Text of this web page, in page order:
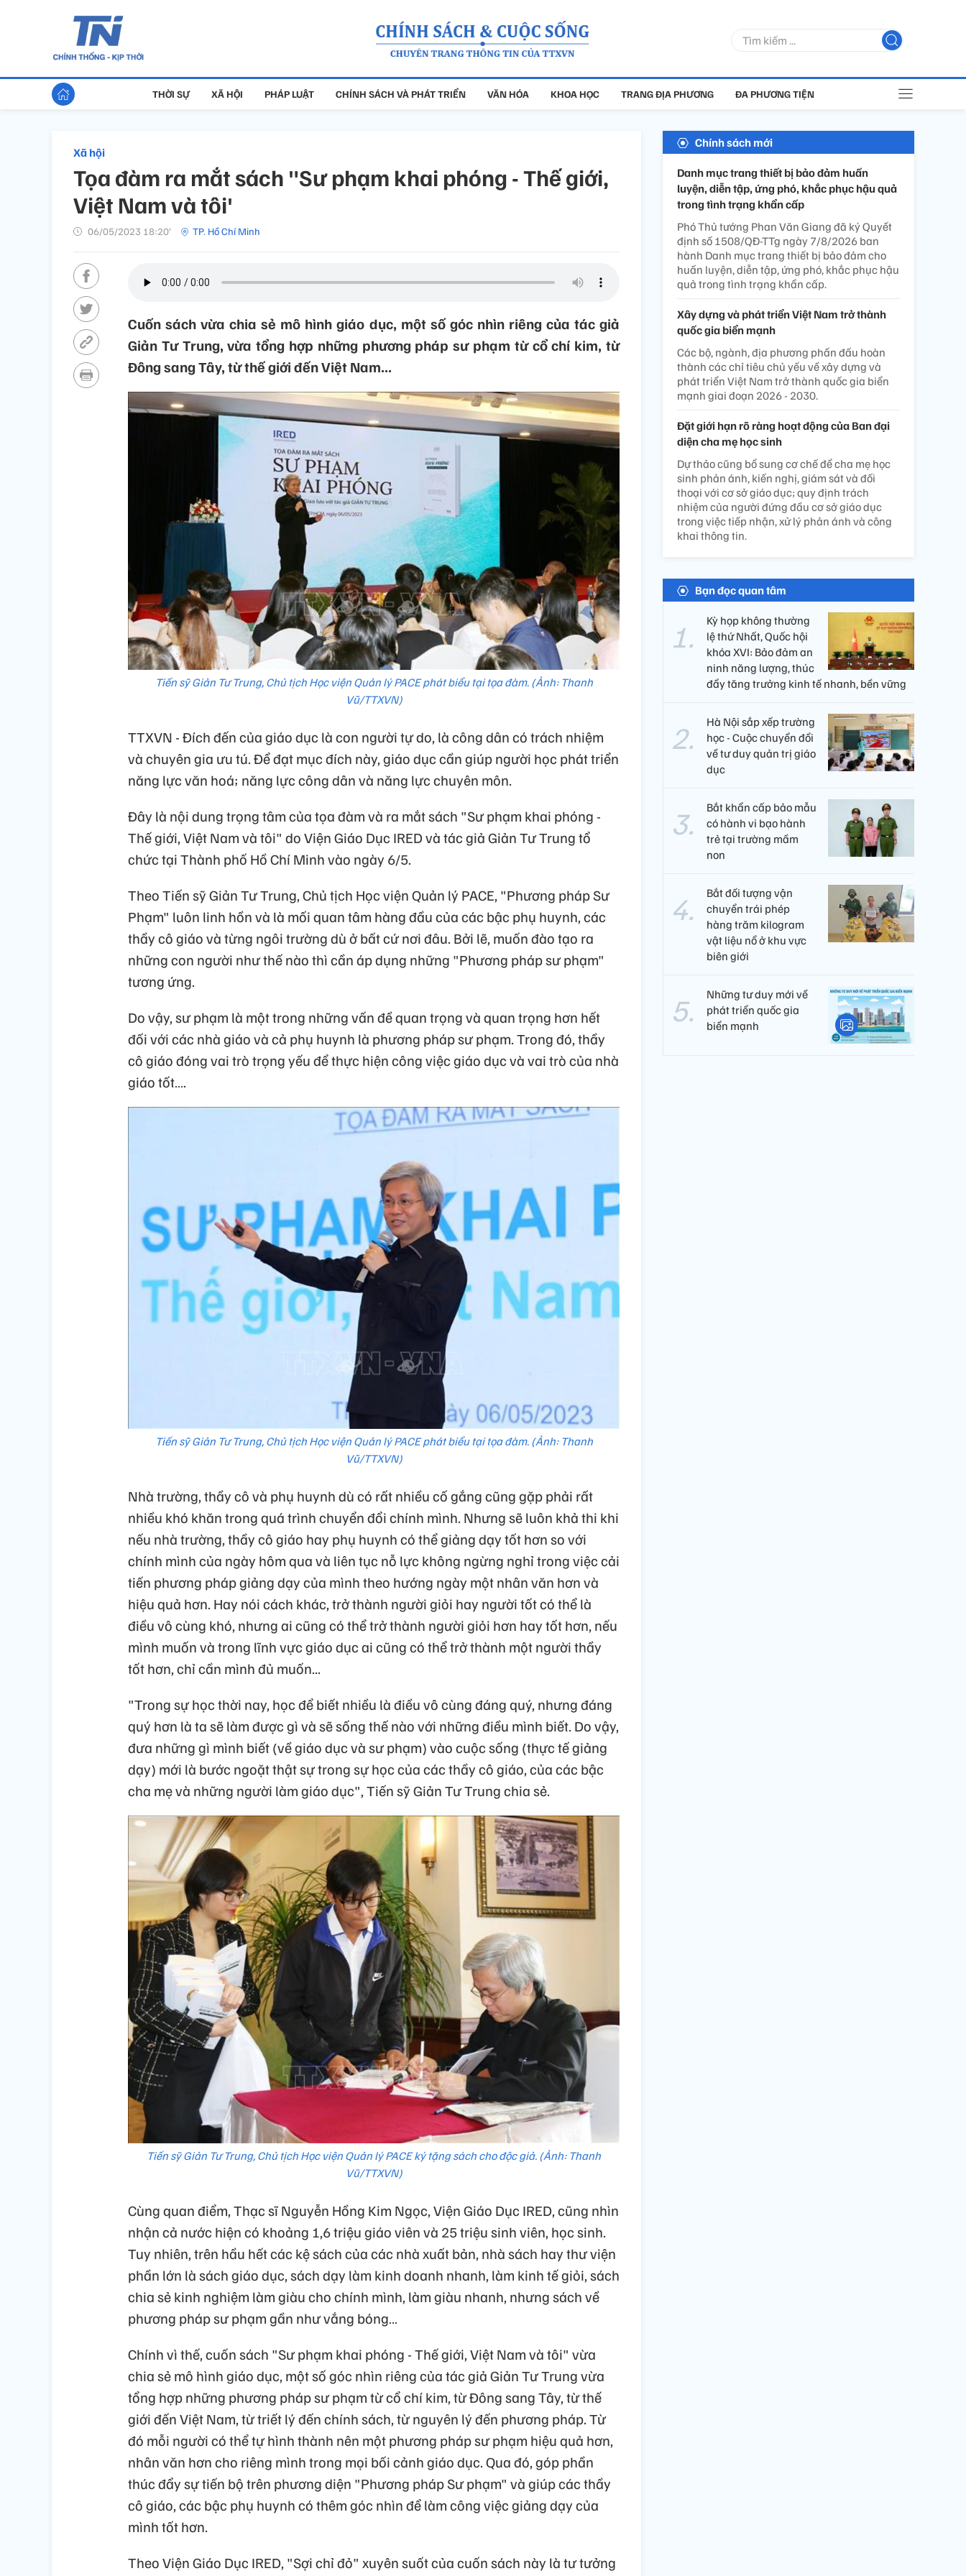
THỜI SỰ XÃ HỘI PHÁP LUẬT CHÍNH SÁCH VÀ PHÁT TRIỂN VĂN HÓA KHOA HỌC TRANG ĐỊA PHƯƠNG ĐA PHƯƠNG TIỆN
Xã hội
Tọa đàm ra mắt sách "Sư phạm khai phóng - Thế giới,
Việt Nam và tôi'
06/05/2023 18:20’ TP. Hồ Chí Minh
Cuốn sách vừa chia sẻ mô hình giáo dục, một số góc nhìn riêng của tác giả
Giản Tư Trung, vừa tổng hợp những phương pháp sư phạm từ cổ chí kim, từ
Đông sang Tây, từ thế giới đến Việt Nam...
Tiến sỹ Giản Tư Trung, Chủ tịch Học viện Quản lý PACE phát biểu tại tọa đàm. (Ảnh: Thanh
Vũ/TTXVN)
TTXVN - Đích đến của giáo dục là con người tự do, là công dân có trách nhiệm
và chuyên gia ưu tú. Để đạt mục đích này, giáo dục cần giúp người học phát triển
năng lực văn hoá; năng lực công dân và năng lực chuyên môn.
Đây là nội dung trọng tâm của tọa đàm và ra mắt sách "Sư phạm khai phóng -
Thế giới, Việt Nam và tôi" do Viện Giáo Dục IRED và tác giả Giản Tư Trung tổ
chức tại Thành phố Hồ Chí Minh vào ngày 6/5.
Theo Tiến sỹ Giản Tư Trung, Chủ tịch Học viện Quản lý PACE, "Phương pháp Sư
Phạm" luôn linh hồn và là mối quan tâm hàng đầu của các bậc phụ huynh, các
thầy cô giáo và từng ngôi trường dù ở bất cứ nơi đâu. Bởi lẽ, muốn đào tạo ra
những con người như thế nào thì cần áp dụng những "Phương pháp sư phạm"
tương ứng.
Do vậy, sư phạm là một trong những vấn đề quan trọng và quan trọng hơn hết
đối với các nhà giáo và cả phụ huynh là phương pháp sư phạm. Trong đó, thầy
cô giáo đóng vai trò trọng yếu để thực hiện công việc giáo dục và vai trò của nhà
giáo tốt….
Tiến sỹ Giản Tư Trung, Chủ tịch Học viện Quản lý PACE phát biểu tại tọa đàm. (Ảnh: Thanh
Vũ/TTXVN)
Nhà trường, thầy cô và phụ huynh dù có rất nhiều cố gắng cũng gặp phải rất
nhiều khó khăn trong quá trình chuyển đổi chính mình. Nhưng sẽ luôn khả thi khi
nếu nhà trường, thầy cô giáo hay phụ huynh có thể giảng dạy tốt hơn so với
chính mình của ngày hôm qua và liên tục nỗ lực không ngừng nghỉ trong việc cải
tiến phương pháp giảng dạy của mình theo hướng ngày một nhân văn hơn và
hiệu quả hơn. Hay nói cách khác, trở thành người giỏi hay người tốt có thể là
điều vô cùng khó, nhưng ai cũng có thể trở thành người giỏi hơn hay tốt hơn, nếu
mình muốn và trong lĩnh vực giáo dục ai cũng có thể trở thành một người thầy
tốt hơn, chỉ cần mình đủ muốn...
"Trong sự học thời nay, học để biết nhiều là điều vô cùng đáng quý, nhưng đáng
quý hơn là ta sẽ làm được gì và sẽ sống thế nào với những điều mình biết. Do vậy,
đưa những gì mình biết (về giáo dục và sư phạm) vào cuộc sống (thực tế giảng
dạy) mới là bước ngoặt thật sự trong sự học của các thầy cô giáo, của các bậc
cha mẹ và những người làm giáo dục", Tiến sỹ Giản Tư Trung chia sẻ.
Tiến sỹ Giản Tư Trung, Chủ tịch Học viện Quản lý PACE ký tặng sách cho độc giả. (Ảnh: Thanh
Vũ/TTXVN)
Cùng quan điểm, Thạc sĩ Nguyễn Hồng Kim Ngọc, Viện Giáo Dục IRED, cũng nhìn
nhận cả nước hiện có khoảng 1,6 triệu giáo viên và 25 triệu sinh viên, học sinh.
Tuy nhiên, trên hầu hết các kệ sách của các nhà xuất bản, nhà sách hay thư viện
phần lớn là sách giáo dục, sách dạy làm kinh doanh nhanh, làm kinh tế giỏi, sách
chia sẻ kinh nghiệm làm giàu cho chính mình, làm giàu nhanh, nhưng sách về
phương pháp sư phạm gần như vắng bóng…
Chính vì thế, cuốn sách "Sư phạm khai phóng - Thế giới, Việt Nam và tôi" vừa
chia sẻ mô hình giáo dục, một số góc nhìn riêng của tác giả Giản Tư Trung vừa
tổng hợp những phương pháp sư phạm từ cổ chí kim, từ Đông sang Tây, từ thế
giới đến Việt Nam, từ triết lý đến chính sách, từ nguyên lý đến phương pháp. Từ
đó mỗi người có thể tự hình thành nên một phương pháp sư phạm hiệu quả hơn,
nhân văn hơn cho riêng mình trong mọi bối cảnh giáo dục. Qua đó, góp phần
thúc đẩy sự tiến bộ trên phương diện "Phương pháp Sư phạm" và giúp các thầy
cô giáo, các bậc phụ huynh có thêm góc nhìn để làm công việc giảng dạy của
mình tốt hơn.
Theo Viện Giáo Dục IRED, "Sợi chỉ đỏ" xuyên suốt của cuốn sách này là tư tưởng
Chính sách mới
Danh mục trang thiết bị bảo đảm huấn
luyện, diễn tập, ứng phó, khắc phục hậu quả
trong tình trạng khẩn cấp
Phó Thủ tướng Phan Văn Giang đã ký Quyết
định số 1508/QĐ-TTg ngày 7/8/2026 ban
hành Danh mục trang thiết bị bảo đảm cho
huấn luyện, diễn tập, ứng phó, khắc phục hậu
quả trong tình trạng khẩn cấp.
Xây dựng và phát triển Việt Nam trở thành
quốc gia biển mạnh
Các bộ, ngành, địa phương phấn đấu hoàn
thành các chỉ tiêu chủ yếu về xây dựng và
phát triển Việt Nam trở thành quốc gia biển
mạnh giai đoạn 2026 - 2030.
Đặt giới hạn rõ ràng hoạt động của Ban đại
diện cha mẹ học sinh
Dự thảo cũng bổ sung cơ chế để cha mẹ học
sinh phản ánh, kiến nghị, giám sát và đối
thoại với cơ sở giáo dục; quy định trách
nhiệm của người đứng đầu cơ sở giáo dục
trong việc tiếp nhận, xử lý phản ánh và công
khai thông tin.
Bạn đọc quan tâm
Kỳ họp không thường
lệ thứ Nhất, Quốc hội
khóa XVI: Bảo đảm an
ninh năng lượng, thúc
đẩy tăng trưởng kinh tế nhanh, bền vững
Hà Nội sắp xếp trường
học - Cuộc chuyển đổi
về tư duy quản trị giáo
dục
Bắt khẩn cấp bảo mẫu
có hành vi bạo hành
trẻ tại trường mầm
non
Bắt đối tượng vận
chuyển trái phép
hàng trăm kilogram
vật liệu nổ ở khu vực
biên giới
Những tư duy mới về
phát triển quốc gia
biển mạnh